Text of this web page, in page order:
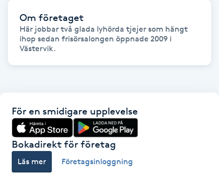
Hyperhidros
Hypnos
Hårbottenbehandling
Hårförlängning
Hårvård
Om företaget
Här jobbar två glada lyhörda tjejer som hängt
ihop sedan frisörsalongen öppnade 2009 i
Västervik.
För en smidigare upplevelse
Bokadirekt för företag
Läs mer Företagsinloggning